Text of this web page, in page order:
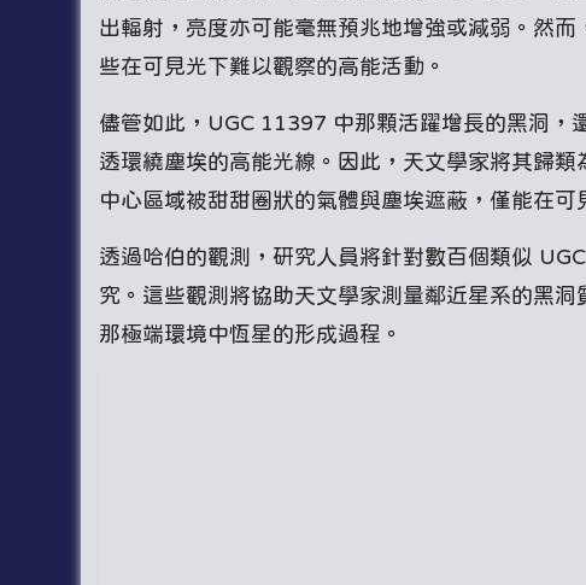
出輻射，亮度亦可能毫無預兆地增強或減弱。然
些在可見光下難以觀察的高能活動。
儘管如此，UGC 11397 中那顆活躍增長的黑洞
透環繞塵埃的高能光線。因此，天文學家將其歸
中心區域被甜甜圈狀的氣體與塵埃遮蔽，僅能在
透過哈伯的觀測，研究人員將針對數百個類似
究。這些觀測將協助天文學家測量鄰近星系的黑
那極端環境中恆星的形成過程。